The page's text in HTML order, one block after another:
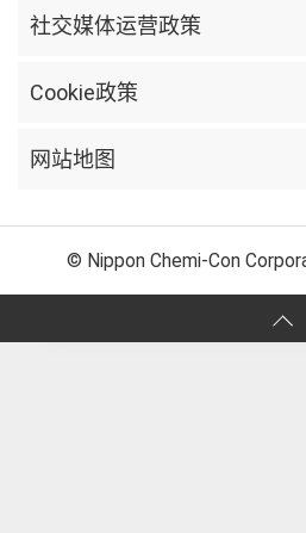
社交媒体运营政策
Cookie政策
网站地图
© Nippon Chemi-Con